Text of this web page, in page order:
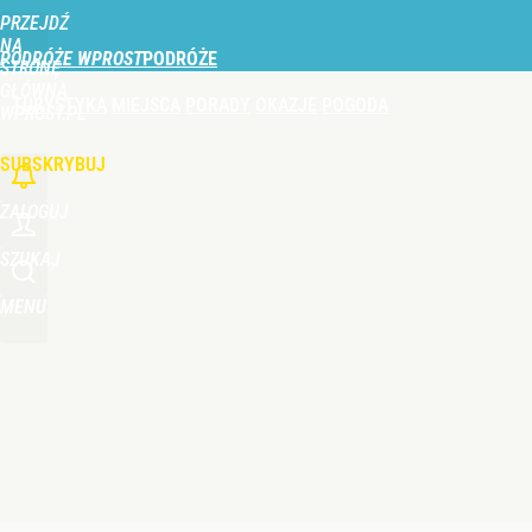
PRZEJDŹ
NA
STRONĘ
PODRÓŻE WPROST
SUBSKRYBUJ